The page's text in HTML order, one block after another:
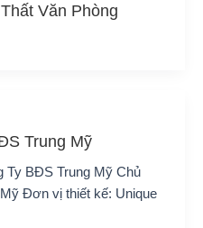
Văn Phòng
Trung Mỹ
Ty BĐS Trung Mỹ Chủ
Đơn vị thiết kế: Unique